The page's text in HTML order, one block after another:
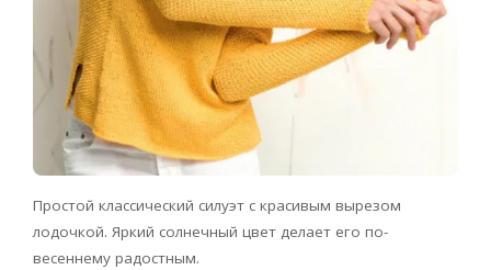
Простой классический силуэт с красивым вырезом
лодочкой. Яркий солнечный цвет делает его по-
весеннему радостным.